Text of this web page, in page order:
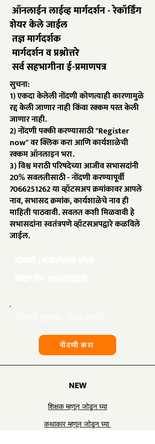
​ऑनलाईन लाईव्ह मार्गदर्शन - रेकॉर्डिंग
शेयर केले जाईल
तज्ञ मार्गदर्शक
मार्गदर्शन व प्रश्नोत्तरे
सर्व सहभागीना ई-प्रमाणपत्र
सुचना:
1) एकदा केलेली नोंदणी कोणत्याही कारणामुळे
रद्द केली जाणार नाही किंवा रक्कम परत केली
जाणार नाही.
2) नोंदणी पक्की करण्यासाठी "Register
now" वर क्लिक करा आणि कार्यशाळेची
रक्कम ऑनलाइन भरा.
3) विश्व मराठी परिषदेच्या आजीव सभासदांनी
20% सवलतीसाठी - नोंदणी करण्यापूर्वी
7066251262या व्हॉटसअप क्रमांकावर आपले
नाव, सभासद क्रमांक, कार्यशाळेचे नाव ही
माहिती पाठवावी. सवलत कशी मिळवावी हे
सभासदांना स्वतंत्रपणे व्हॉटसअपद्वारे कळविले
जाईल.
नोंदणी करा
NEW
शिक्षक म्हणून जोडून घ्या
कथाकार म्हणून जोडून घ्या